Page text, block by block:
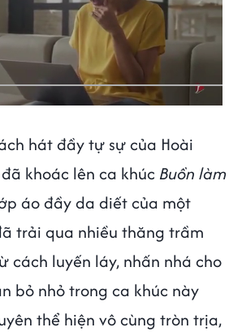
hát đầy tự sự của Hoài
khoác lên ca khúc Buồn làm
áo đầy da diết của một
trải qua nhiều thăng trầm
cách luyến láy, nhấn nhá cho
bỏ nhỏ trong ca khúc này
thể hiện vô cùng tròn trịa,